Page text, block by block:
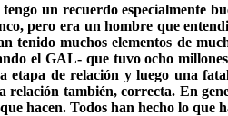
un recuerdo especialmente
pero era un hombre que
tenido muchos elementos de
el GAL- que tuvo ocho
de relación y luego una
también, correcta. En
hacen. Todos han hecho lo que